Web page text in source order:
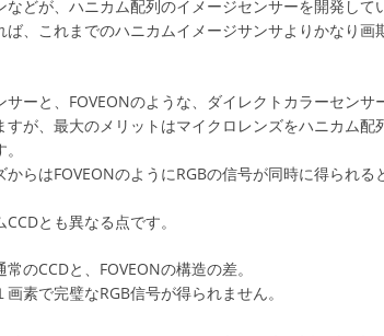
どが、ハニカム配列のイメージセンサーを開発して
ば、これまでのハニカムイメージサンサよりかなり
ーと、FOVEONのような、ダイレクトカラーセンサ
すが、最大のメリットはマイクロレンズをハニカム配
らはFOVEONのようにRGBの信号が同時に得られ
とも異なる点です。
のCCDと、FOVEONの構造の差。
素で完璧なRGB信号が得られません。